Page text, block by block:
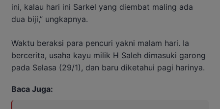
ini, kalau hari ini Sarkel yang diembat maling ada
dua biji,” ungkapnya.
Waktu beraksi para pencuri yakni malam hari. Ia
bercerita, usaha kayu milik H Saleh dimasuki garong
pada Selasa (29/1), dan baru diketahui pagi harinya.
Baca Juga: